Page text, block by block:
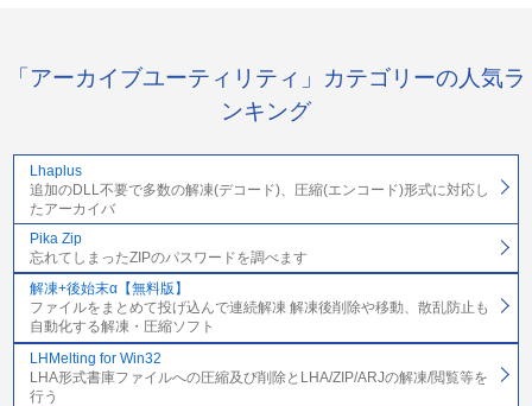
「アーカイブユーティリティ」カテゴリーの人気ラ
ンキング
Lhaplus
追加のDLL不要で多数の解凍(デコード)、圧縮(エンコード)形式に対応し
たアーカイバ
Pika Zip
忘れてしまったZIPのパスワードを調べます
解凍+後始末α【無料版】
ファイルをまとめて投げ込んで連続解凍 解凍後削除や移動、散乱防止も
自動化する解凍・圧縮ソフト
LHMelting for Win32
LHA形式書庫ファイルへの圧縮及び削除とLHA/ZIP/ARJの解凍/閲覧等を
行う